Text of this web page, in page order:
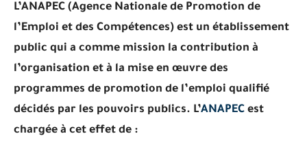
L’ANAPEC (Agence Nationale de Promotion de
l’Emploi et des Compétences) est un établissement
public qui a comme mission la contribution à
l’organisation et à la mise en œuvre des
programmes de promotion de l’emploi qualifié
décidés par les pouvoirs publics. L’ANAPEC est
chargée à cet effet de :